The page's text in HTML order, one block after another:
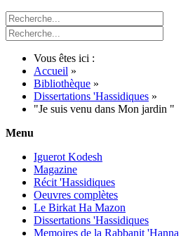
Vous êtes ici :
Accueil »
Bibliothèque »
Dissertations 'Hassidiques »
"Je suis venu dans Mon jardin "
Menu
Iguerot Kodesh
Magazine
Récit 'Hassidiques
Oeuvres complètes
Le Birkat Ha Mazon
Dissertations 'Hassidiques
Memoires de la Rabbanit 'Hanna